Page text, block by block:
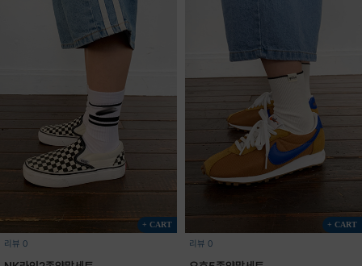
+ CART
리뷰 0
+ CART
리뷰 0